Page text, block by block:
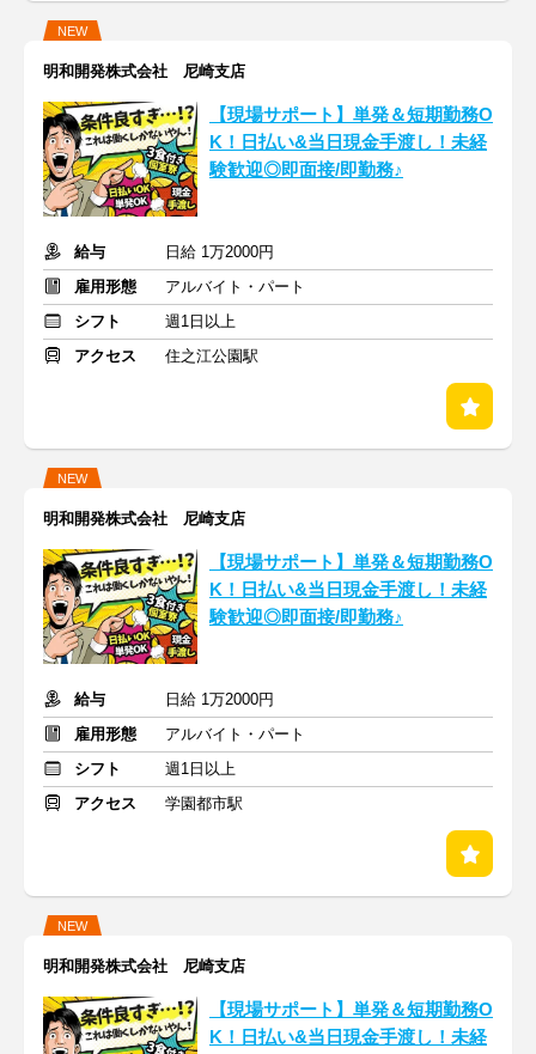
NEW
明和開発株式会社 尼崎支店
【現場サポート】単発＆短期勤務O
K！日払い&当日現金手渡し！未経
験歓迎◎即面接/即勤務♪
給与
日給 1万2000円
雇用形態
アルバイト・パート
シフト
週1日以上
アクセス
住之江公園駅
NEW
明和開発株式会社 尼崎支店
【現場サポート】単発＆短期勤務O
K！日払い&当日現金手渡し！未経
験歓迎◎即面接/即勤務♪
給与
日給 1万2000円
雇用形態
アルバイト・パート
シフト
週1日以上
アクセス
学園都市駅
NEW
明和開発株式会社 尼崎支店
【現場サポート】単発＆短期勤務O
K！日払い&当日現金手渡し！未経